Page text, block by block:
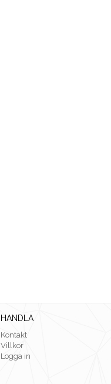
HANDLA
Kontakt
Villkor
Logga in